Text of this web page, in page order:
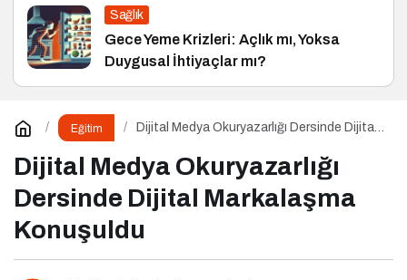
Sağlık
Gece Yeme Krizleri: Açlık mı, Yoksa
Duygusal İhtiyaçlar mı?
Eğitim
Dijital Medya Okuryazarlığı Dersinde Dijital
Dijital Medya Okuryazarlığı
Dersinde Dijital Markalaşma
Konuşuldu